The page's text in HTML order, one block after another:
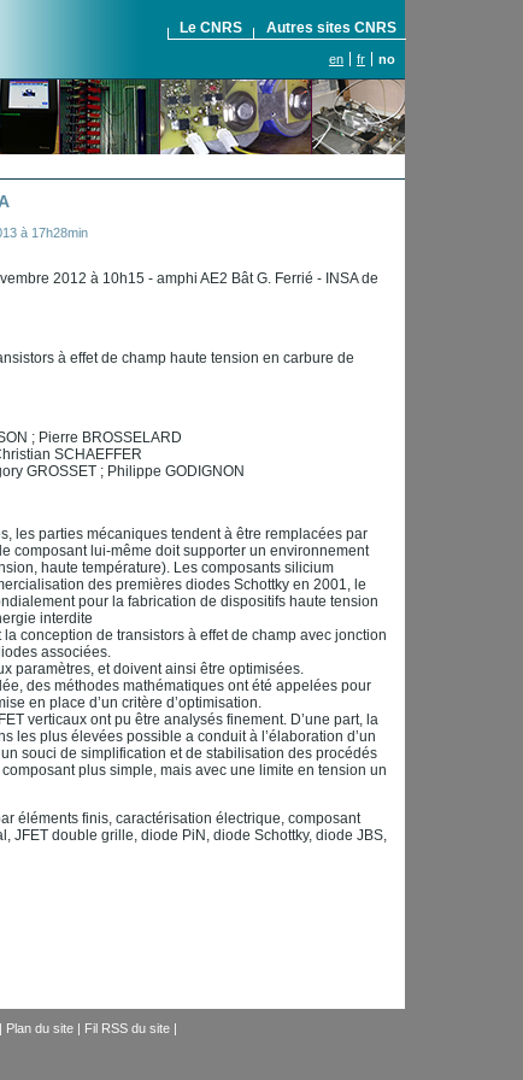
Le CNRS Autres sites CNRS
en fr no
à 17h28min
2012 à 10h15 - amphi AE2 Bât G. Ferrié - INSA de
à effet de champ haute tension en carbure de
; Pierre BROSSELARD
SCHAEFFER
GROSSET ; Philippe GODIGNON
les parties mécaniques tendent à être remplacées par
composant lui-même doit supporter un environnement
haute température). Les composants silicium
des premières diodes Schottky en 2001, le
pour la fabrication de dispositifs haute tension
interdite
conception de transistors à effet de champ avec jonction
associées.
paramètres, et doivent ainsi être optimisées.
des méthodes mathématiques ont été appelées pour
en place d’un critère d’optimisation.
verticaux ont pu être analysés finement. D’une part, la
les plus élevées possible a conduit à l’élaboration d’un
souci de simplification et de stabilisation des procédés
plus simple, mais avec une limite en tension un
éléments finis, caractérisation électrique, composant
JFET double grille, diode PiN, diode Schottky, diode JBS,
| Plan du site | Fil RSS du site |